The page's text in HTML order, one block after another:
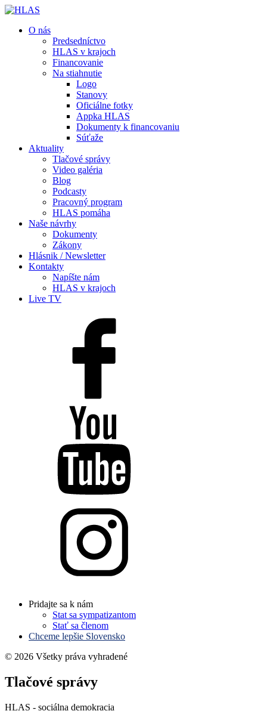
O nás
Predsedníctvo
HLAS v krajoch
Financovanie
Na stiahnutie
Logo
Stanovy
Oficiálne fotky
Appka HLAS
Dokumenty k financovaniu
Súťaže
Aktuality
Tlačové správy
Video galéria
Blog
Podcasty
Pracovný program
HLAS pomáha
Naše návrhy
Dokumenty
Zákony
Hlásnik / Newsletter
Kontakty
Napíšte nám
HLAS v krajoch
Live TV
Pridajte sa k nám
Stat sa sympatizantom
Stať sa členom
Chceme lepšie Slovensko
© 2026 Všetky práva vyhradené
Tlačové správy
HLAS - sociálna demokracia